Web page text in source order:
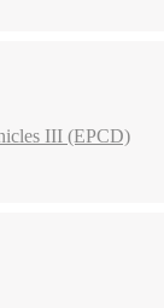
III (EPCD)